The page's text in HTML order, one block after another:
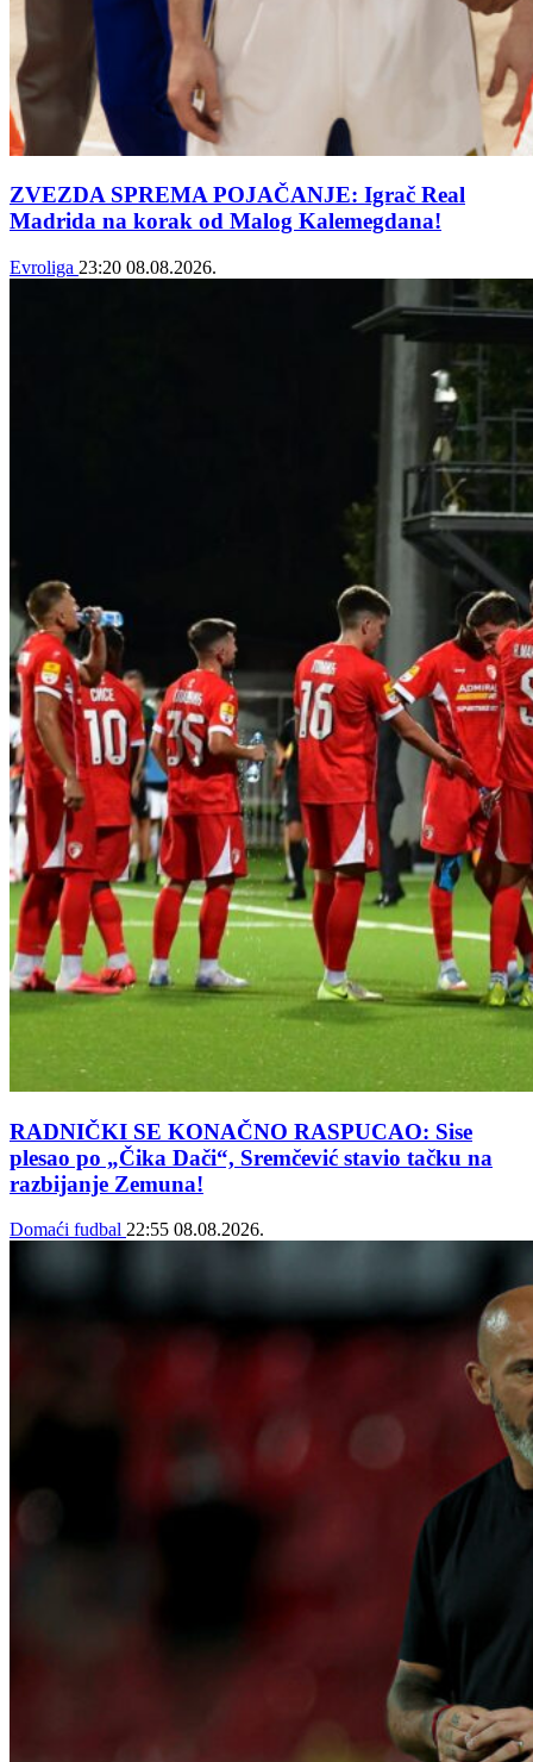
ZVEZDA SPREMA POJAČANJE: Igrač Real
Madrida na korak od Malog Kalemegdana!
Evroliga 23:20 08.08.2026.
RADNIČKI SE KONAČNO RASPUCAO: Sise
plesao po „Čika Dači“, Sremčević stavio tačku na
razbijanje Zemuna!
Domaći fudbal 22:55 08.08.2026.